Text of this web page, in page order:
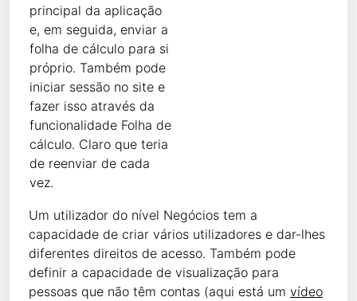
principal da aplicação
e, em seguida, enviar a
folha de cálculo para si
próprio. Também pode
iniciar sessão no site e
fazer isso através da
funcionalidade Folha de
cálculo. Claro que teria
de reenviar de cada
vez.
Um utilizador do nível Negócios tem a
capacidade de criar vários utilizadores e dar-lhes
diferentes direitos de acesso. Também pode
definir a capacidade de visualização para
pessoas que não têm contas (aqui está um vídeo